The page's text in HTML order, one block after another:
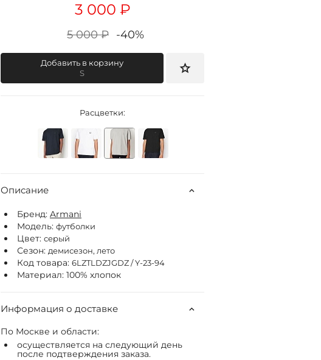
3 000 ₽
5 000 ₽ -40%
Добавить в корзину
S
Расцветки:
Описание
Бренд: Armani
Модель: футболки
Цвет: серый
Сезон: демисезон, лето
Код товара: 6LZTLDZJGDZ / Y-23-94
Материал: 100% хлопок
Информация о доставке
По Москве и области:
осуществляется на следующий день
после подтверждения заказа.